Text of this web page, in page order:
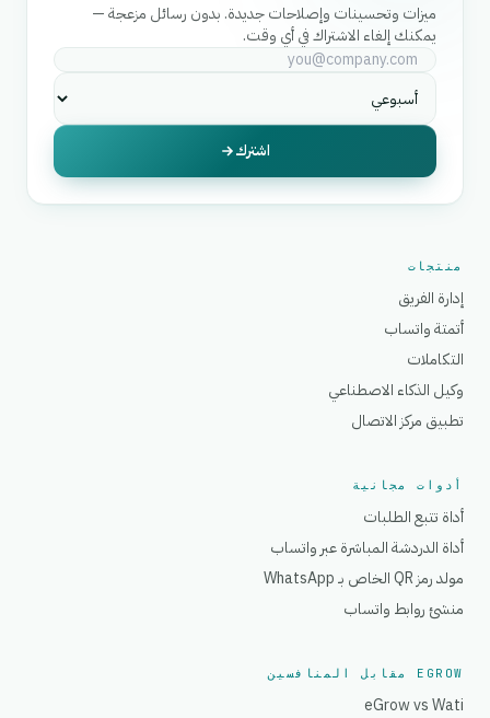
ميزات وتحسينات وإصلاحات جديدة. بدون رسائل مزعجة —
يمكنك إلغاء الاشتراك في أي وقت.
اشترك
منتجات
إدارة الفريق
أتمتة واتساب
التكاملات
وكيل الذكاء الاصطناعي
تطبيق مركز الاتصال
أدوات مجانية
أداة تتبع الطلبات
أداة الدردشة المباشرة عبر واتساب
مولد رمز QR الخاص بـ WhatsApp
منشئ روابط واتساب
EGROW مقابل المنافسين
eGrow vs Wati